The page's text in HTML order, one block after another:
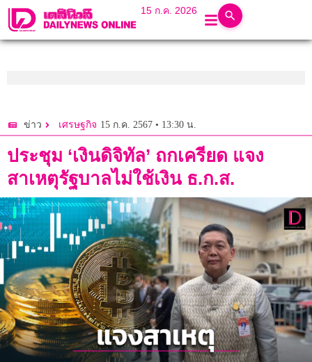
15 ก.ค. 2026
ข่าว เศรษฐกิจ 15 ก.ค. 2567 • 13:30 น.
ประชุม ‘เงินดิจิทัล’ ถกเครียด แจง
สาเหตุรัฐบาลไม่ใช้เงิน ธ.ก.ส.